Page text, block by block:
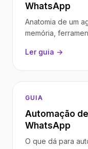
WhatsApp
Anatomia de um
memória,
Ler guia →
GUIA
Automação
WhatsApp
O que dá para